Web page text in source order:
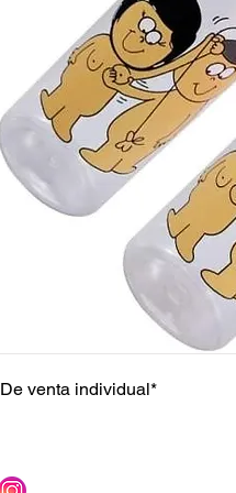
venta individual*